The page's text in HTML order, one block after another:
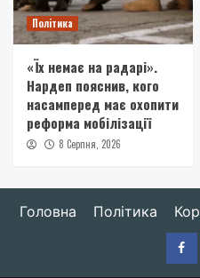
Політика
«Їх немає на радарі».
Нардеп пояснив, кого
насамперед має охопити
реформа мобілізації
8 Серпня, 2026
Головна Політика